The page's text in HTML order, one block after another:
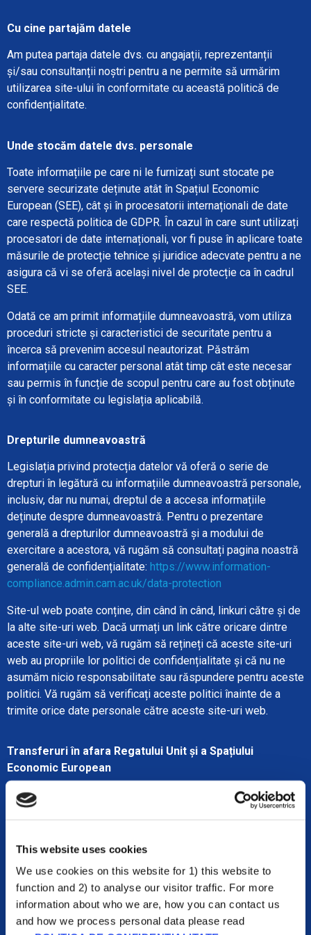
This website uses cookies
We use cookies on this website for 1) this website to
function and 2) to analyse our visitor traffic. For more
information about who we are, how you can contact us
and how we process personal data please read
Cu cine partajăm datele
Am putea partaja datele dvs. cu angajații, reprezentanții
și/sau consultanții noștri pentru a ne permite să urmărim
utilizarea site-ului în conformitate cu această politică de
confidențialitate.
Unde stocăm datele dvs. personale
Toate informațiile pe care ni le furnizați sunt stocate pe
servere securizate deținute atât în Spațiul Economic
European (SEE), cât și în procesatorii internaționali de date
care respectă politica de GDPR. În cazul în care sunt utilizați
procesatori de date internaționali, vor fi puse în aplicare toate
măsurile de protecție tehnice și juridice adecvate pentru a ne
asigura că vi se oferă același nivel de protecție ca în cadrul
SEE.
Odată ce am primit informațiile dumneavoastră, vom utiliza
proceduri stricte și caracteristici de securitate pentru a
încerca să prevenim accesul neautorizat. Păstrăm
informațiile cu caracter personal atât timp cât este necesar
sau permis în funcție de scopul pentru care au fost obținute
și în conformitate cu legislația aplicabilă.
Drepturile dumneavoastră
Legislația privind protecția datelor vă oferă o serie de
drepturi în legătură cu informațiile dumneavoastră personale,
inclusiv, dar nu numai, dreptul de a accesa informațiile
deținute despre dumneavoastră. Pentru o prezentare
generală a drepturilor dumneavoastră și a modului de
exercitare a acestora, vă rugăm să consultați pagina noastră
generală de confidențialitate: https://www.information-
compliance.admin.cam.ac.uk/data-protection
Site-ul web poate conține, din când în când, linkuri către și de
la alte site-uri web. Dacă urmați un link către oricare dintre
aceste site-uri web, vă rugăm să rețineți că aceste site-uri
web au propriile lor politici de confidențialitate și că nu ne
asumăm nicio responsabilitate sau răspundere pentru aceste
politici. Vă rugăm să verificați aceste politici înainte de a
trimite orice date personale către aceste site-uri web.
Transferuri în afara Regatului Unit și a Spațiului
Economic European
Datele pe care le colectăm de la dvs. pot fi stocate și
prelucrate și transferate în țări din afara Regatului Unit și a
s-ar putea întâmpla dacă serverele noastre sunt situate într-o
furnizorii noștri de servicii este situat într-o țară din afara
Regatului Unit sau a SEE.
Vom transfera datele în afara Regatului Unit sau a SEE numai